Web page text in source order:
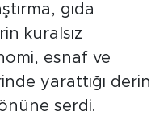
gıda
kuralsız
esnaf ve
yarattığı derin
serdi.